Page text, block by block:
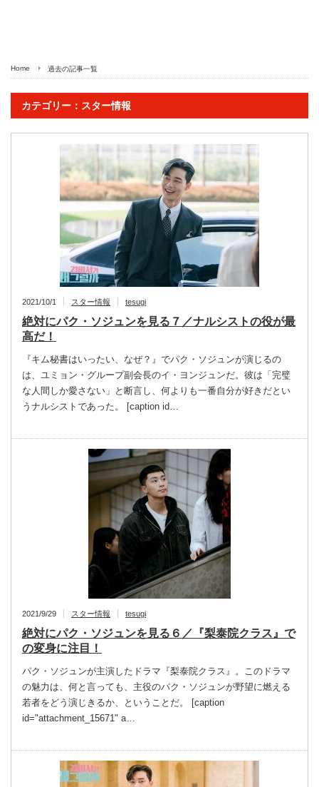
Home 過去の記事一覧
カテゴリー：スター情報
2021/10/1 スター情報 tesugi
絶対にパク・ソジュンを見る７／ナルシストの役が最
高だ！
『キム秘書はいったい、なぜ？』でパク・ソジュンが演じるの
は、ユミョン・グループ副会長のイ・ヨンジュンだ。彼は「完璧
な人間しか愛さない」と断言し、何よりも一番自分が好きだとい
うナルシストであった。 [caption id…
2021/9/29 スター情報 tesugi
絶対にパク・ソジュンを見る６／『梨泰院クラス』で
の変身に注目！
パク・ソジュンが主演したドラマ『梨泰院クラス』。このドラマ
の魅力は、何と言っても、主役のパク・ソジュンが野望に燃える
若者をどう演じきるか、ということだ。 [caption
id="attachment_15671" a…